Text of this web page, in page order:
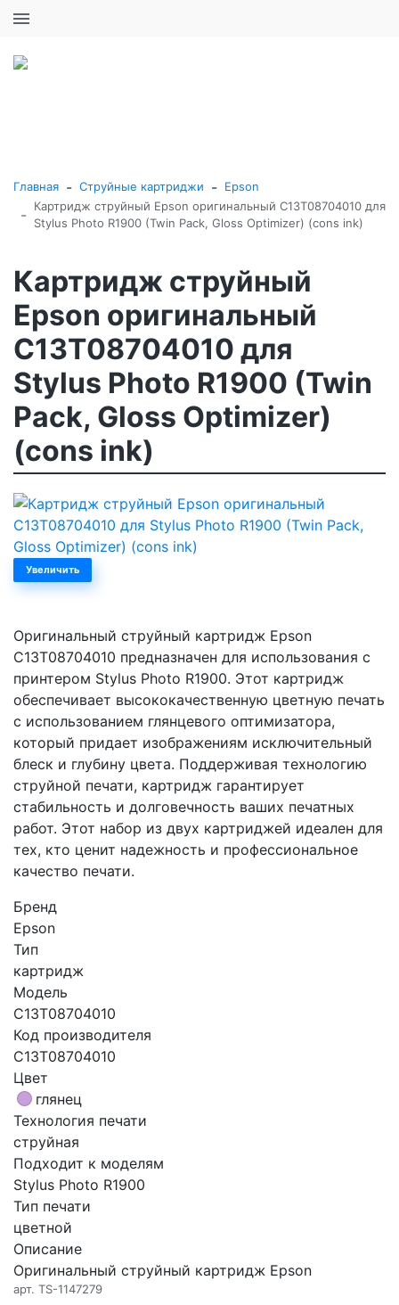
Главная - Струйные картриджи - Epson
-
Картридж струйный Epson оригинальный C13T08704010 для
Stylus Photo R1900 (Twin Pack, Gloss Optimizer) (cons ink)
Картридж струйный
Epson оригинальный
C13T08704010 для
Stylus Photo R1900 (Twin
Pack, Gloss Optimizer)
(cons ink)
Увеличить
Оригинальный струйный картридж Epson
C13T08704010 предназначен для использования с
принтером Stylus Photo R1900. Этот картридж
обеспечивает высококачественную цветную печать
с использованием глянцевого оптимизатора,
который придает изображениям исключительный
блеск и глубину цвета. Поддерживая технологию
струйной печати, картридж гарантирует
стабильность и долговечность ваших печатных
работ. Этот набор из двух картриджей идеален для
тех, кто ценит надежность и профессиональное
качество печати.
Бренд
Epson
Тип
картридж
Модель
C13T08704010
Код производителя
C13T08704010
Цвет
глянец
Технология печати
струйная
Подходит к моделям
Stylus Photo R1900
Тип печати
цветной
Описание
Оригинальный струйный картридж Epson
арт. TS-1147279